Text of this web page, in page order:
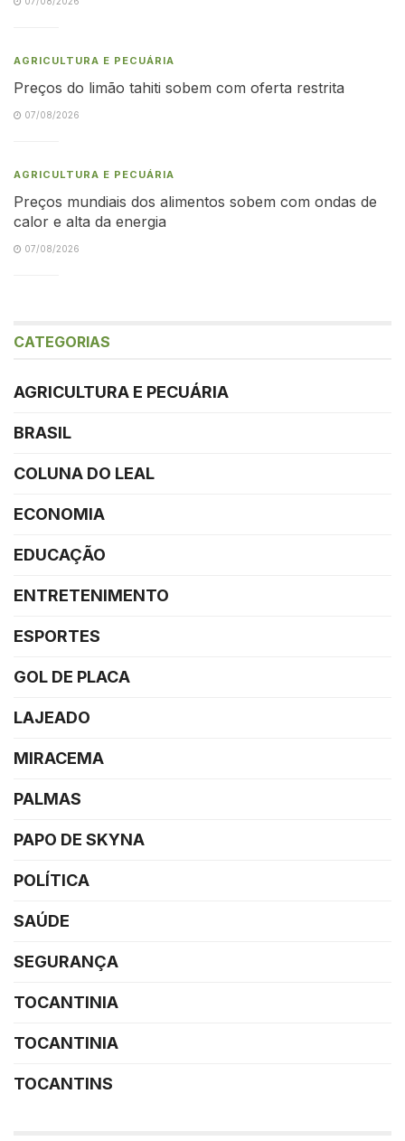
AGRICULTURA E PECUÁRIA
Preços do limão tahiti sobem com oferta restrita
07/08/2026
AGRICULTURA E PECUÁRIA
Preços mundiais dos alimentos sobem com ondas de
calor e alta da energia
07/08/2026
CATEGORIAS
AGRICULTURA E PECUÁRIA
BRASIL
COLUNA DO LEAL
ECONOMIA
EDUCAÇÃO
ENTRETENIMENTO
ESPORTES
GOL DE PLACA
LAJEADO
MIRACEMA
PALMAS
PAPO DE SKYNA
POLÍTICA
SAÚDE
SEGURANÇA
TOCANTINIA
TOCANTINIA
TOCANTINS